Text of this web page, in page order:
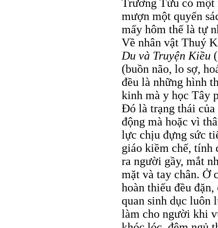
Trương Tửu có một
mượn một quyển
mấy hôm thế là tự
Về nhân vật Thuý
Du và Truyện Kiều
(buồn não, lo sợ,
đều là những hình
kinh mà y học Tây
Ðó là trạng thái
động mà hoặc vì
lực chịu đựng sức
giáo kiềm chế, tính
ra người gầy, mắt
mặt và tay chân. Ở
hoàn thiếu đều
quan sinh dục luôn
làm cho người khi